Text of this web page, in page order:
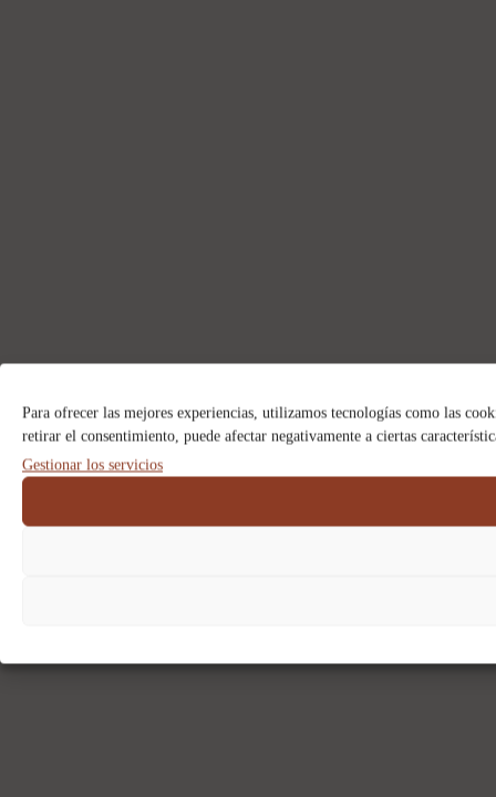
Para ofrecer las mejores experiencias, utilizamos tecnologías como las
retirar el consentimiento, puede afectar negativamente a ciertas
Gestionar los servicios